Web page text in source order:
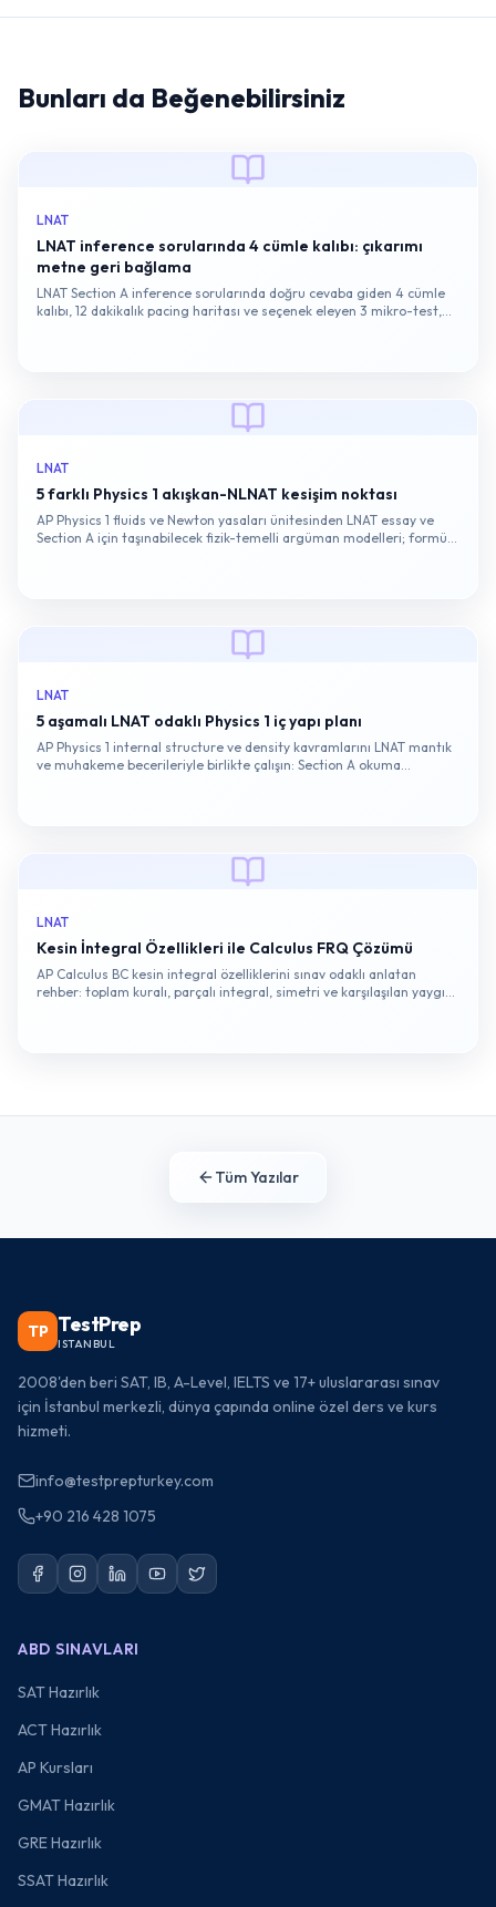
Bunları da Beğenebilirsiniz
LNAT
LNAT inference sorularında 4 cümle kalıbı: çıkarımı
metne geri bağlama
LNAT Section A inference sorularında doğru cevaba giden 4 cümle
kalıbı, 12 dakikalık pacing haritası ve seçenek eleyen 3 mikro-test,
LNAT
5 farklı Physics 1 akışkan-NLNAT kesişim noktası
AP Physics 1 fluids ve Newton yasaları ünitesinden LNAT essay ve
Section A için taşınabilecek fizik-temelli argüman modelleri; formül,
LNAT
5 aşamalı LNAT odaklı Physics 1 iç yapı planı
AP Physics 1 internal structure ve density kavramlarını LNAT mantık
ve muhakeme becerileriyle birlikte çalışın: Section A okuma
LNAT
Kesin İntegral Özellikleri ile Calculus FRQ Çözümü
AP Calculus BC kesin integral özelliklerini sınav odaklı anlatan
rehber: toplam kuralı, parçalı integral, simetri ve karşılaşılan yaygın
Tüm Yazılar
TP TestPrep
ISTANBUL
2008'den beri SAT, IB, A-Level, IELTS ve 17+ uluslararası sınav
için İstanbul merkezli, dünya çapında online özel ders ve kurs
hizmeti.
info@testprepturkey.com
+90 216 428 1075
ABD SINAVLARI
SAT Hazırlık
ACT Hazırlık
AP Kursları
GMAT Hazırlık
GRE Hazırlık
SSAT Hazırlık